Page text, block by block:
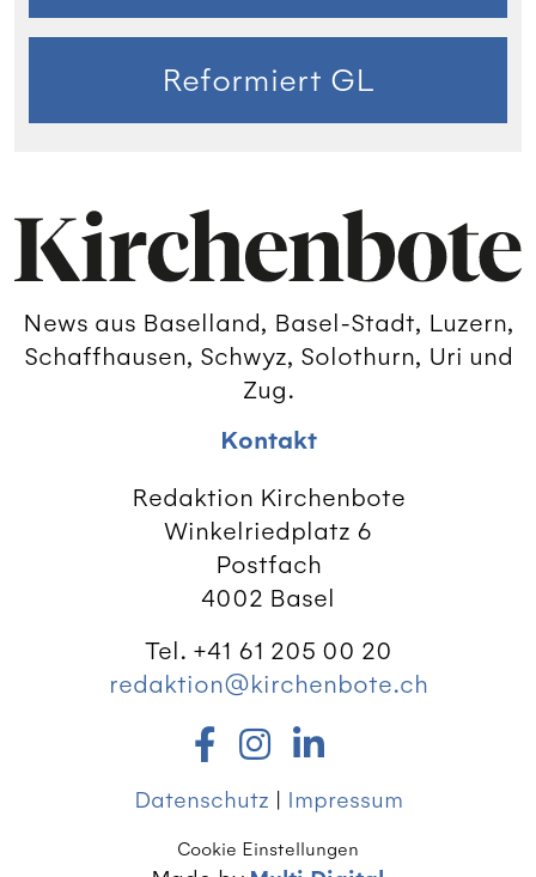
Reformiert GL
News aus Baselland, Basel-Stadt, Luzern,
Schaffhausen, Schwyz, Solothurn, Uri und
Zug.
Kontakt
Redaktion Kirchenbote
Winkelriedplatz 6
Postfach
4002 Basel
Tel. +41 61 205 00 20
redaktion@kirchenbote.ch
Datenschutz | Impressum
Cookie Einstellungen